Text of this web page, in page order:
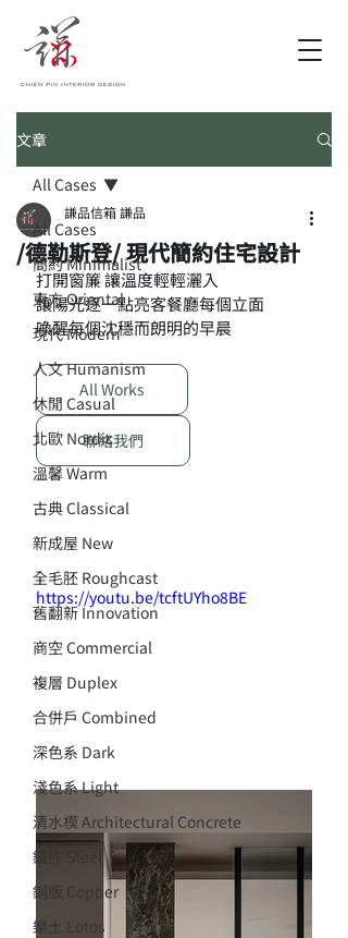
文章
All Cases
簡約 Minimalist
東方 Oriental
現代 Modern
人文 Humanism
休閒 Casual
北歐 Nordic
溫馨 Warm
古典 Classical
新成屋 New
全毛胚 Roughcast
舊翻新 Innovation
商空 Commercial
複層 Duplex
合併戶 Combined
深色系 Dark
淺色系 Light
清水模 Architectural Concrete
鐵件 Steel
銅版 Copper
樂土 Lotos
All Cases
/德勒斯登/ 現代簡約住宅設計
謙品信箱 謙品
打開窗簾 讓溫度輕輕灑入
讓陽光逐一點亮客餐廳每個立面
喚醒每個沈穩而朗明的早晨
All Works
聯絡我們
https://youtu.be/tcftUYho8BE